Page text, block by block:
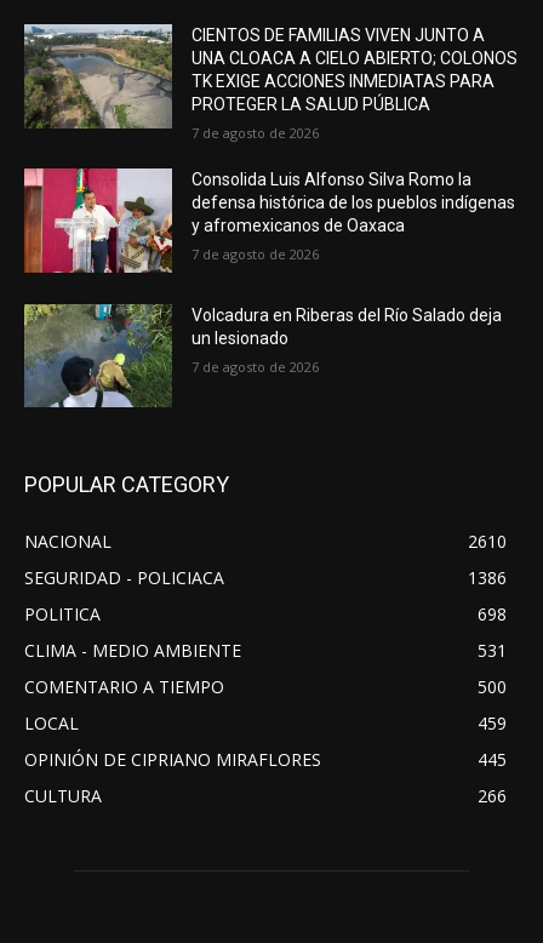
CIENTOS DE FAMILIAS VIVEN JUNTO A
UNA CLOACA A CIELO ABIERTO; COLONOS
TK EXIGE ACCIONES INMEDIATAS PARA
PROTEGER LA SALUD PÚBLICA
7 de agosto de 2026
Consolida Luis Alfonso Silva Romo la
defensa histórica de los pueblos indígenas
y afromexicanos de Oaxaca
7 de agosto de 2026
Volcadura en Riberas del Río Salado deja
un lesionado
7 de agosto de 2026
POPULAR CATEGORY
NACIONAL
2610
SEGURIDAD - POLICIACA
1386
POLITICA
698
CLIMA - MEDIO AMBIENTE
531
COMENTARIO A TIEMPO
500
LOCAL
459
OPINIÓN DE CIPRIANO MIRAFLORES
445
CULTURA
266